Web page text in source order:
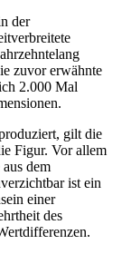
der
zuvor erwähnte
2.000 Mal
gilt die
Figur. Vor allem
dem
ist ein
einer
des